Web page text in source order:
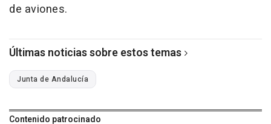
de aviones.
Últimas noticias sobre estos temas
Junta de Andalucía
Contenido patrocinado